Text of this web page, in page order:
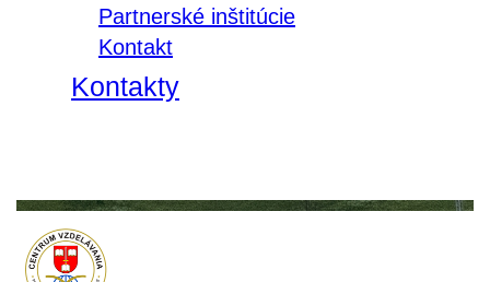
Partnerské inštitúcie
Kontakt
Kontakty